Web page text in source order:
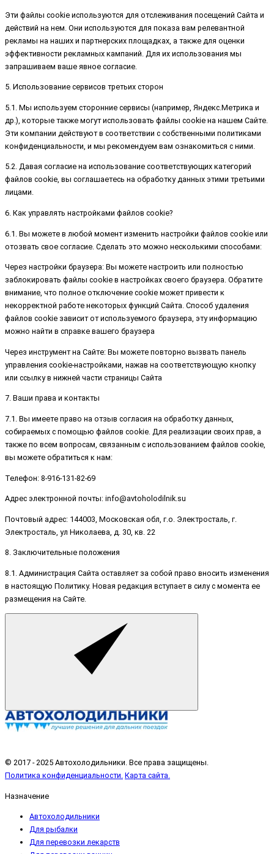
Эти файлы cookie используются для отслеживания посещений Сайта и
действий на нем. Они используются для показа вам релевантной
рекламы на наших и партнерских площадках, а также для оценки
эффективности рекламных кампаний. Для их использования мы
запрашиваем ваше явное согласие.
5. Использование сервисов третьих сторон
5.1. Мы используем сторонние сервисы (например, Яндекс.Метрика и
др.), которые также могут использовать файлы cookie на нашем Сайте.
Эти компании действуют в соответствии с собственными политиками
конфиденциальности, и мы рекомендуем вам ознакомиться с ними.
5.2. Давая согласие на использование соответствующих категорий
файлов cookie, вы соглашаетесь на обработку данных этими третьими
лицами.
6. Как управлять настройками файлов cookie?
6.1. Вы можете в любой момент изменить настройки файлов cookie или
отозвать свое согласие. Сделать это можно несколькими способами:
Через настройки браузера: Вы можете настроить или полностью
заблокировать файлы cookie в настройках своего браузера. Обратите
внимание, что полное отключение cookie может привести к
некорректной работе некоторых функций Сайта. Способ удаления
файлов cookie зависит от используемого браузера, эту информацию
можно найти в справке вашего браузера
Через инструмент на Сайте: Вы можете повторно вызвать панель
управления cookie-настройками, нажав на соответствующую кнопку
или ссылку в нижней части страницы Сайта
7. Ваши права и контакты
7.1. Вы имеете право на отзыв согласия на обработку данных,
собираемых с помощью файлов cookie. Для реализации своих прав, а
также по всем вопросам, связанным с использованием файлов cookie,
вы можете обратиться к нам:
Телефон: 8-916-131-82-69
Адрес электронной почты: info@avtoholodilnik.su
Почтовый адрес: 144003, Московская обл, г.о. Электросталь, г.
Электросталь, ул Николаева, д. 30, кв. 22
8. Заключительные положения
8.1. Администрация Сайта оставляет за собой право вносить изменения
в настоящую Политику. Новая редакция вступает в силу с момента ее
размещения на Сайте.
© 2017 - 2025 Автохолодильники. Все права защищены.
Политика конфиденциальности. Карта сайта.
Назначение
Автохолодильники
Для рыбалки
Для перевозки лекарств